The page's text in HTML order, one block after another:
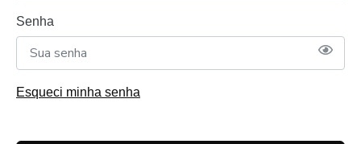
Senha
Esqueci minha senha